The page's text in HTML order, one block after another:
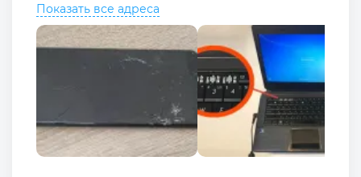
Показать все адреса